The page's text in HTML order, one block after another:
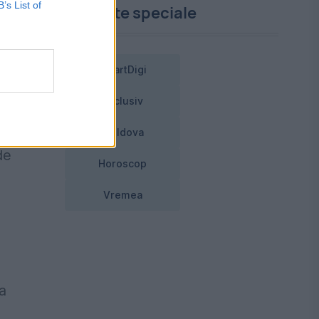
List of
Proiecte speciale
SmartDigi
Exclusiv
Moldova
Horoscop
Vremea